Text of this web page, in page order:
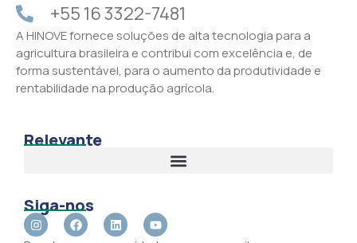
+55 16 3322-7481
A HINOVE fornece soluções de alta tecnologia para a
agricultura brasileira e contribui com excelência e, de
forma sustentável, para o aumento da produtividade e
rentabilidade na produção agrícola.
Relevante
Siga-nos